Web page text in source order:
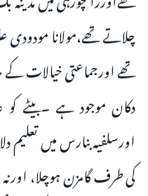
چلاتے تھے،مولانا مودودی
تھے اورجماعتی خیالات
دکان موجود ہے ۔بیٹے کو
اورسلفیہ بنارس میں تعلیم
کی طرف گامزن ہوچلا،